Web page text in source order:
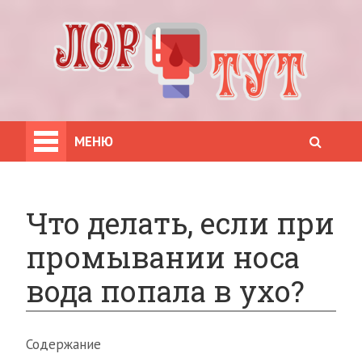
МЕНЮ
Что делать, если при
промывании носа
вода попала в ухо?
Содержание